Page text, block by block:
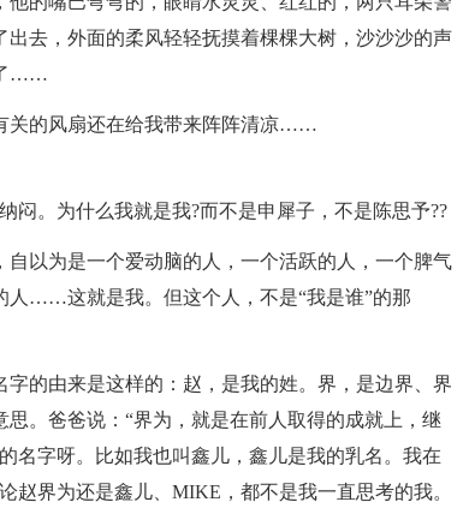
去，外面的柔风轻轻抚摸着棵棵大树，沙沙沙的声
了……
关的风扇还在给我带来阵阵清凉……
闷。为什么我就是我?而不是申犀子，不是陈思予??
以为是一个爱动脑的人，一个活跃的人，一个脾气
人……这就是我。但这个人，不是“我是谁”的那
的由来是这样的：赵，是我的姓。界，是边界、界
。爸爸说：“界为，就是在前人取得的成就上，继
名字呀。比如我也叫鑫儿，鑫儿是我的乳名。我在
赵界为还是鑫儿、MIKE，都不是我一直思考的我。